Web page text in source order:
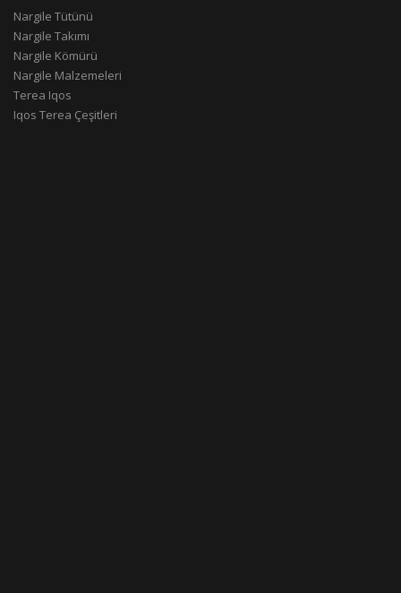
Nargile Tütünü
Nargile Takımı
Nargile Kömürü
Nargile Malzemeleri
Terea Iqos
Iqos Terea Çeşitleri